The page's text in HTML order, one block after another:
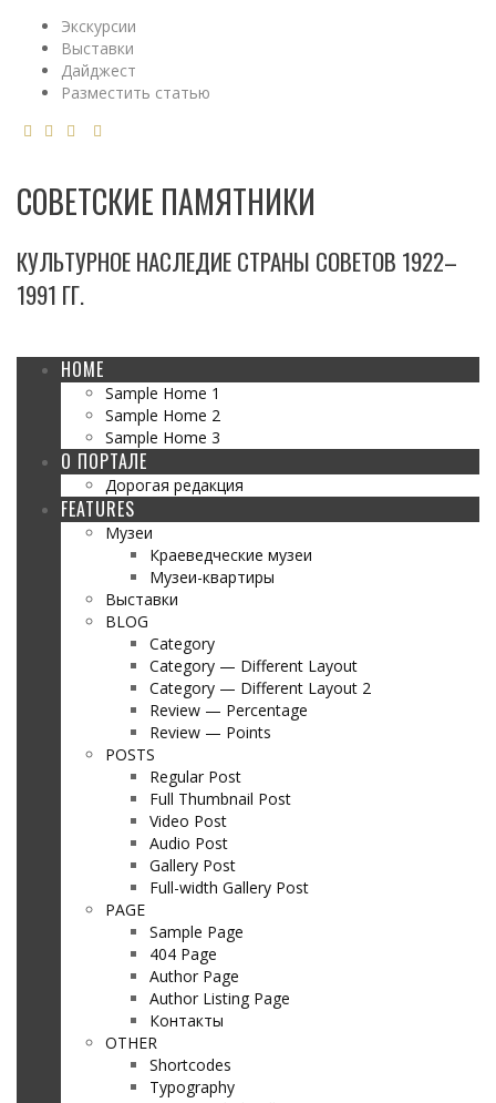
Экскурсии
Выставки
Дайджест
Разместить статью
СОВЕТСКИЕ ПАМЯТНИКИ
КУЛЬТУРНОЕ НАСЛЕДИЕ СТРАНЫ СОВЕТОВ 1922–
1991 ГГ.
HOME
Sample Home 1
Sample Home 2
Sample Home 3
О ПОРТАЛЕ
Дорогая редакция
FEATURES
Музеи
Краеведческие музеи
Музеи-квартиры
Выставки
BLOG
Category
Category — Different Layout
Category — Different Layout 2
Review — Percentage
Review — Points
POSTS
Regular Post
Full Thumbnail Post
Video Post
Audio Post
Gallery Post
Full-width Gallery Post
PAGE
Sample Page
404 Page
Author Page
Author Listing Page
Контакты
OTHER
Shortcodes
Typography